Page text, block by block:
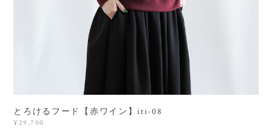
とろけるフード【赤ワイン】iti-08
¥29,700